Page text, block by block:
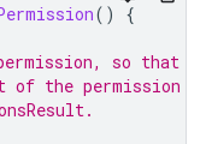
()
{
so that
of the permission